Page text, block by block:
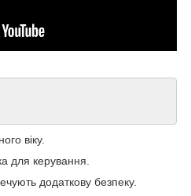
віку.
для керування.
додаткову безпеку.